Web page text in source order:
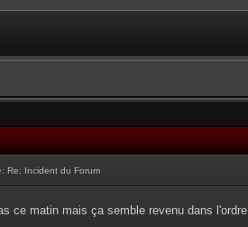
Re: Incident du Forum
ce matin mais ça semble revenu dans l'ordre